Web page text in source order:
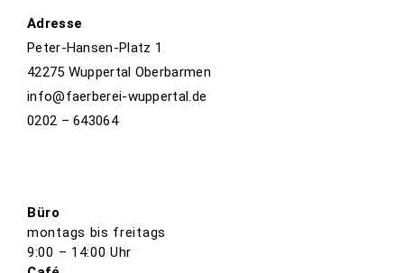
Adresse
Peter-Hansen-Platz 1
42275 Wuppertal Oberbarmen
info@faerberei-wuppertal.de
0202 – 643064
Büro
montags bis freitags
9:00 – 14:00 Uhr